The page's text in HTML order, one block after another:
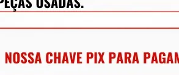
pra estado conforme Protocolo
nos consulte através do campo